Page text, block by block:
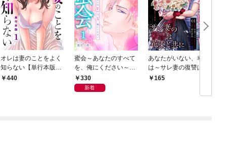
オレは妻のことをよく
知らない【単行本版】
1440
蜜会～あなたのすべて
を、俺にください～
【単行本版】 1
330
新着
あなたがいない、幸せ
は～サレ妻の復讐は花
束と共に～ 1 モラ
165